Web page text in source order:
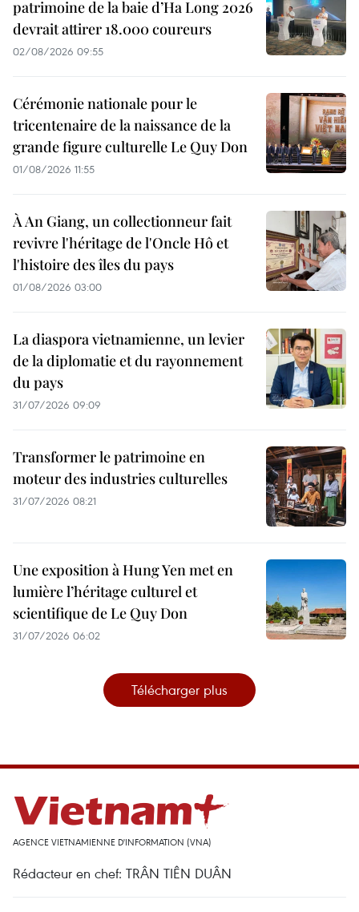
patrimoine de la baie d’Ha Long 2026
devrait attirer 18.000 coureurs
02/08/2026 09:55
Cérémonie nationale pour le
tricentenaire de la naissance de la
grande figure culturelle Le Quy Don
01/08/2026 11:55
À An Giang, un collectionneur fait
revivre l'héritage de l'Oncle Hô et
l'histoire des îles du pays
01/08/2026 03:00
La diaspora vietnamienne, un levier
de la diplomatie et du rayonnement
du pays
31/07/2026 09:09
Transformer le patrimoine en
moteur des industries culturelles
31/07/2026 08:21
Une exposition à Hung Yen met en
lumière l’héritage culturel et
scientifique de Le Quy Don
31/07/2026 06:02
Télécharger plus
AGENCE VIETNAMIENNE D'INFORMATION (VNA)
Rédacteur en chef: TRÂN TIÊN DUÂN